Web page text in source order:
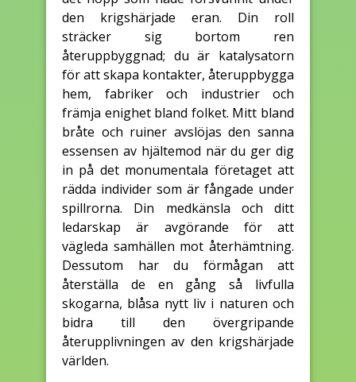
den krigshärjade eran. Din roll
sträcker sig bortom ren
återuppbyggnad; du är katalysatorn
för att skapa kontakter, återuppbygga
hem, fabriker och industrier och
främja enighet bland folket. Mitt bland
bråte och ruiner avslöjas den sanna
essensen av hjältemod när du ger dig
in på det monumentala företaget att
rädda individer som är fångade under
spillrorna. Din medkänsla och ditt
ledarskap är avgörande för att
vägleda samhällen mot återhämtning.
Dessutom har du förmågan att
återställa de en gång så livfulla
skogarna, blåsa nytt liv i naturen och
bidra till den övergripande
återupplivningen av den krigshärjade
världen.